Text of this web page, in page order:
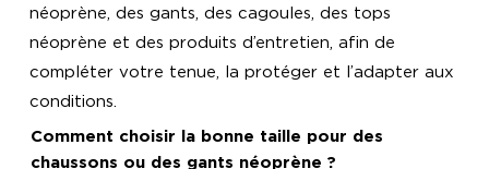
néoprène, des gants, des cagoules, des tops
néoprène et des produits d’entretien, afin de
compléter votre tenue, la protéger et l’adapter aux
conditions.
Comment choisir la bonne taille pour des
chaussons ou des gants néoprène ?